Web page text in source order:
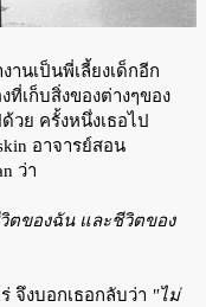
านเป็นพี่เลี้ยงเด็กอีก
ที่เก็บสิ่งของต่างๆของ
ย ครั้งหนึ่งเธอไป
อาจารย์สอน
ว่า
ของฉัน และชีวิตของ
จึงบอกเธอกลับว่า "ไม่